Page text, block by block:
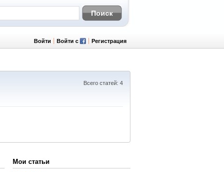
Войти Войти с Регистрация
Всего статей: 4
Мои статьи